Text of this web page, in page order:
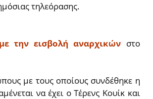
τηλεόρασης.
την εισβολή αναρχικών στο
με τους οποίους συνδέθηκε η
να έχει ο Τέρενς Κουίκ και